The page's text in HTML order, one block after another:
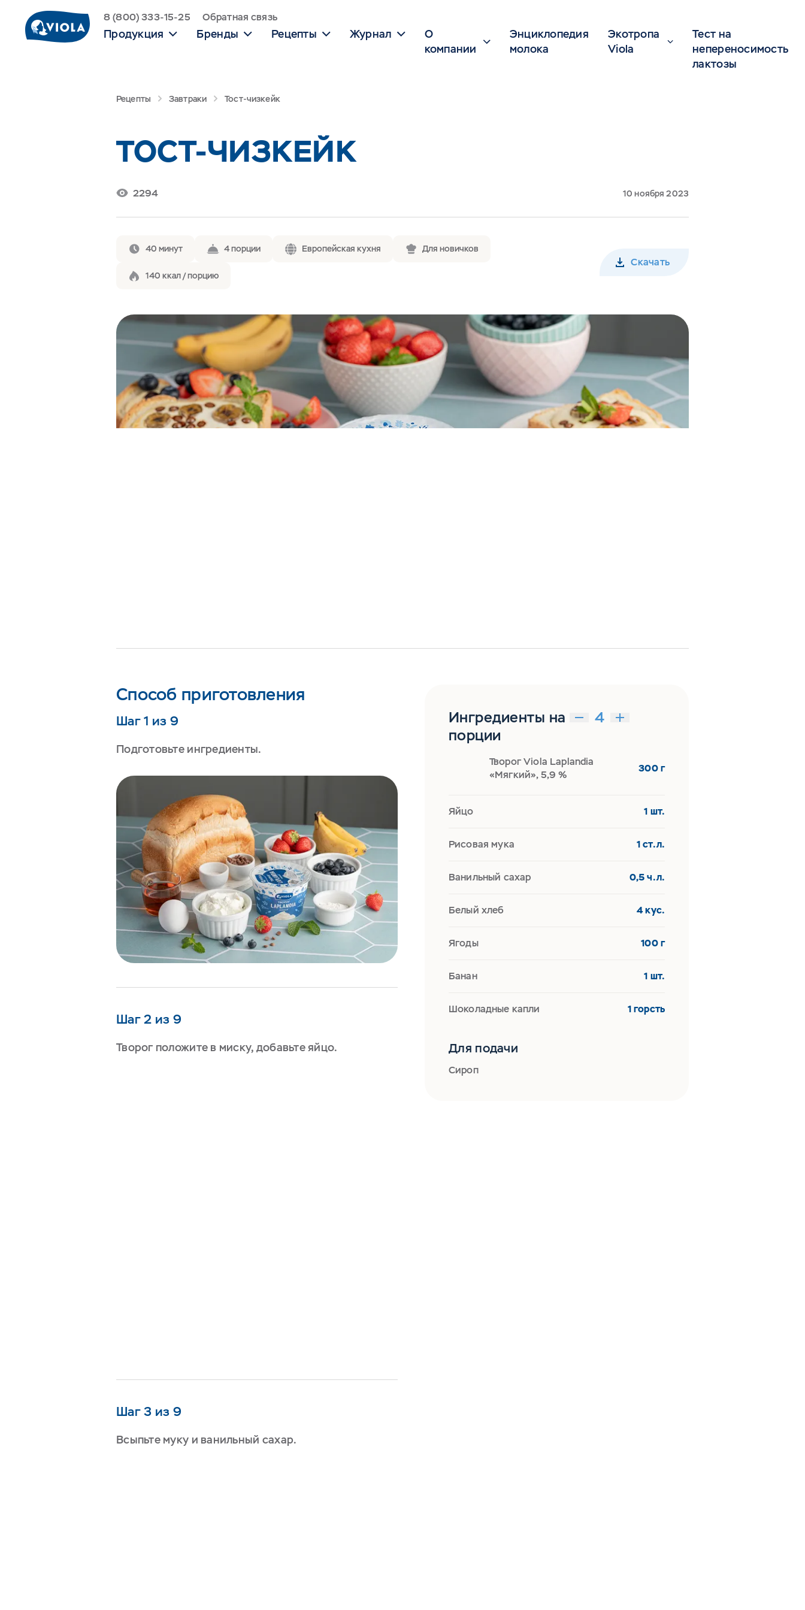
8 (800) 333-15-25 Обратная связь
Продукция Бренды Рецепты Журнал
О
компании
Энциклопедия
молока
Экотропа
Viola
Тест на
непереносимость
лактозы
Рецепты Завтраки Тост-чизкейк
ТОСТ-ЧИЗКЕЙК
2294 10 ноября 2023
40 минут 4 порции Европейская кухня Для новичков
140 ккал / порцию
Скачать
Способ приготовления
Шаг 1 из 9
Подготовьте ингредиенты.
Шаг 2 из 9
Творог положите в миску, добавьте яйцо.
Шаг 3 из 9
Всыпьте муку и ванильный сахар.
Ингредиенты на
порции
Творог Viola Laplandia
«Мягкий», 5,9 %
300 г
Яйцо 1 шт.
Рисовая мука 1 ст.л.
Ванильный сахар 0,5 ч.л.
Белый хлеб 4 кус.
Ягоды 100 г
Банан 1 шт.
Шоколадные капли 1 горсть
Для подачи
Сироп